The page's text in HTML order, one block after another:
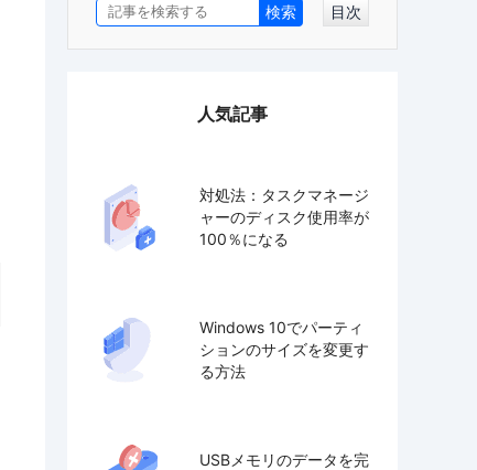
目次
人気記事
対処法：タスクマネージ
ャーのディスク使用率が
100％になる
Windows 10でパーティ
ションのサイズを変更す
る方法
USBメモリのデータを完